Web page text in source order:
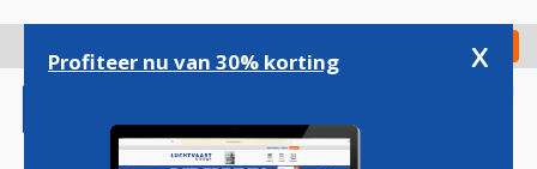
gaan
Check in
Profiteer nu van 30% korting x